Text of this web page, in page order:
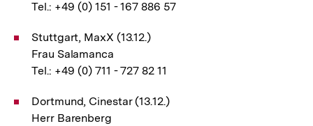
Tel.: +49 (0) 151 - 167 886 57
Stuttgart, MaxX (13.12.)
Frau Salamanca
Tel.: +49 (0) 711 - 727 82 11
Dortmund, Cinestar (13.12.)
Herr Barenberg